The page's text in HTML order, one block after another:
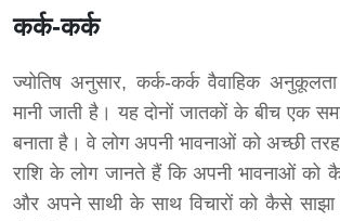
कर्क-कर्क
ज्योतिष अनुसार, कर्क-कर्क वैवाहिक
मानी जाती है। यह दोनों जातकों के बीच एक
बनाता है। वे लोग अपनी भावनाओं को अच्छी
राशि के लोग जानते हैं कि अपनी भावनाओं को
और अपने साथी के साथ विचारों को कैसे साझा